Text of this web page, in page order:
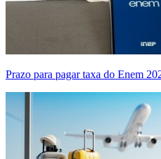
Prazo para pagar taxa do Enem